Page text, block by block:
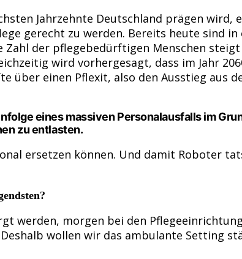
Jahrzehnte Deutschland prägen
gerecht zu werden. Bereits heute sind
der pflegebedürftigen Menschen
wird vorhergesagt, dass im Jahr
über einen Pflexit, also den Ausstieg aus
eines massiven Personalausfalls im
zu entlasten.
ersetzen können. Und damit Roboter
werden, morgen bei den
wollen wir das ambulante Setting